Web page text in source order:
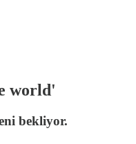
world'
bekliyor.